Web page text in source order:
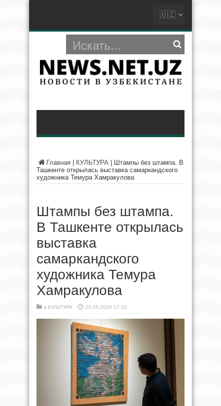
Главная КУЛЬТУРА
Штампы без штампа. В
Ташкенте открылась выставка самаркандского
художника Темура Хамракулова
Штампы без штампа.
В Ташкенте открылась
выставка
самаркандского
художника Темура
Хамракулова
в КУЛЬТУРА 25.05.2026 17:10